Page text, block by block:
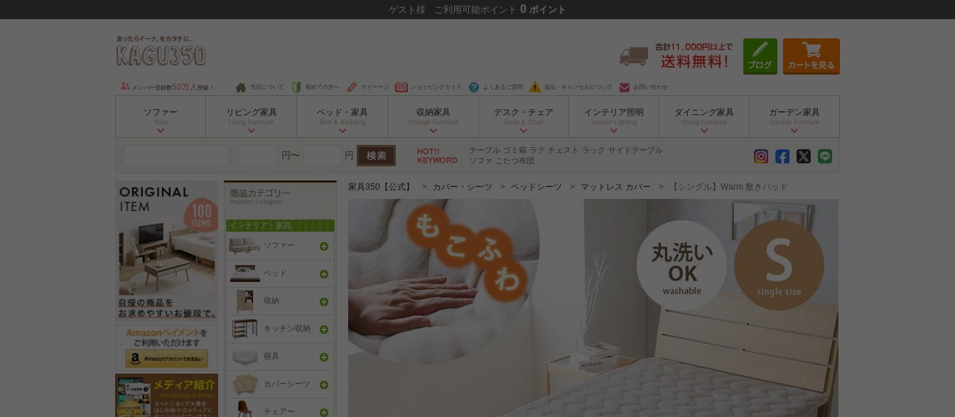
ゲスト 様 ご利用可能ポイント 0 ポイント
メンバー登録数 50万人 突破！ 当店について 初めての方へ マイページ ショッピングガイド よくあるご質問 返品・キャンセルについて お問い合わせ
ソファー
Sofa
リビング家具
Living Furniture
ベッド・家具
Bed & Bedding
収納家具
Storage Furniture
デスク・チェア
Desk & Chair
インテリア照明
Interior Lighting
ダイニング家具
Dining Furniture
ガーデン家具
Garden Furniture
円〜 円 テーブル ゴミ箱 ラグ チェスト ラック
サイドテーブル
ソファ こたつ布団
インテリア・家具
ソファー
ベッド
収納
キッチン収納
寝具
カバーシーツ
チェアー
家具350【公式】 カバー・シーツ ベッドシーツ マットレス カバー 【シングル】Warm 敷きパッド